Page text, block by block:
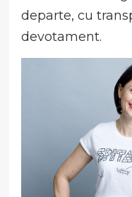
departe, cu
devotament.